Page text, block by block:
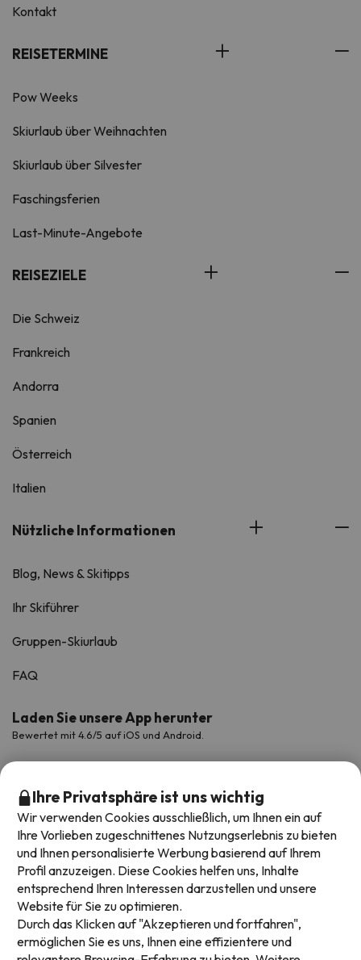
Kontakt
REISETERMINE
Pow Weeks
Skiurlaub über Weihnachten
Skiurlaub über Silvester
Faschingsferien
Last-Minute-Angebote
REISEZIELE
Die Schweiz
Frankreich
Andorra
Spanien
Österreich
Italien
Nützliche Informationen
Blog, News & Skitipps
Ihr Skiführer
Gruppen-Skiurlaub
FAQ
Laden Sie unsere App herunter
Bewertet mit 4.6/5 auf iOS und Android.
Verfügbare Zahlungsarten
Ihre Privatsphäre ist uns wichtig
Wir verwenden Cookies ausschließlich, um Ihnen ein auf
Ihre Vorlieben zugeschnittenes Nutzungserlebnis zu bieten
und Ihnen personalisierte Werbung basierend auf Ihrem
Profil anzuzeigen. Diese Cookies helfen uns, Inhalte
entsprechend Ihren Interessen darzustellen und unsere
Website für Sie zu optimieren.
Durch das Klicken auf "Akzeptieren und fortfahren",
ermöglichen Sie es uns, Ihnen eine effizientere und